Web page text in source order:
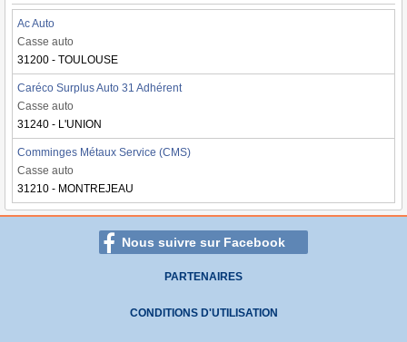
Ac Auto
Casse auto
31200 - TOULOUSE
Caréco Surplus Auto 31 Adhérent
Casse auto
31240 - L'UNION
Comminges Métaux Service (CMS)
Casse auto
31210 - MONTREJEAU
Nous suivre sur Facebook
PARTENAIRES
CONDITIONS D'UTILISATION